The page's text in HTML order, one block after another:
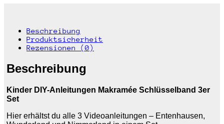
Beschreibung
Produktsicherheit
Rezensionen (0)
Beschreibung
Kinder DIY-Anleitungen Makramée Schlüsselband 3er
Set
Hier erhältst du alle 3 Videoanleitungen – Entenhausen,